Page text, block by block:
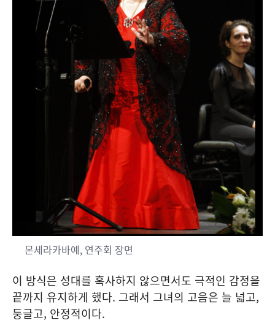
몬세라카바예, 연주회 장면
이 방식은 성대를 혹사하지 않으면서도 극적인 감정을
끝까지 유지하게 했다. 그래서 그녀의 고음은 늘 넓고,
둥글고, 안정적이다.